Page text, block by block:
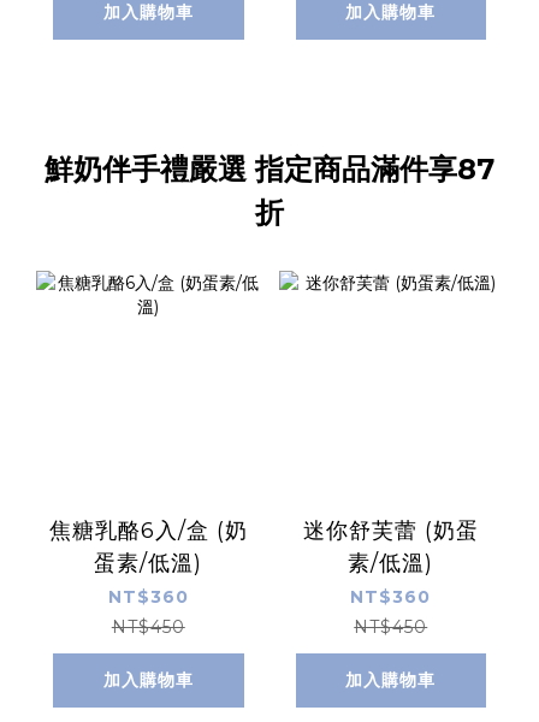
加入購物車 加入購物車
鮮奶伴手禮嚴選 指定商品滿件享87
折
焦糖乳酪6入/盒 (奶
蛋素/低溫)
NT$360
NT$450
加入購物車
迷你舒芙蕾 (奶蛋
素/低溫)
NT$360
NT$450
加入購物車